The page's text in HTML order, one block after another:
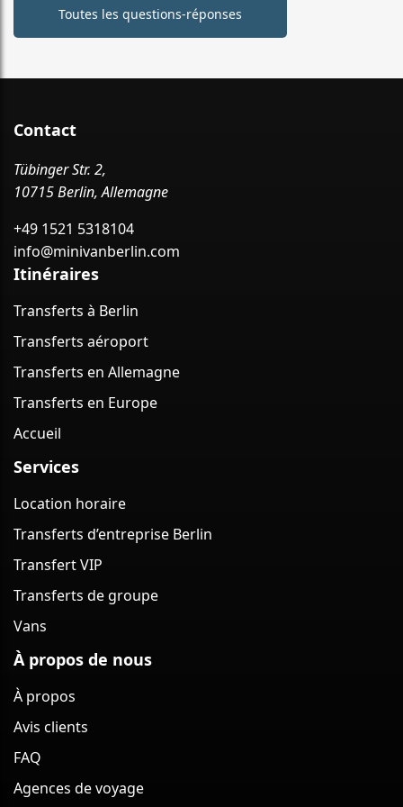
Toutes les questions-réponses
Contact
Tübinger Str. 2,
10715 Berlin, Allemagne
+49 1521 5318104
info@minivanberlin.com
Itinéraires
Transferts à Berlin
Transferts aéroport
Transferts en Allemagne
Transferts en Europe
Accueil
Services
Location horaire
Transferts d’entreprise Berlin
Transfert VIP
Transferts de groupe
Vans
À propos de nous
À propos
Avis clients
FAQ
Agences de voyage